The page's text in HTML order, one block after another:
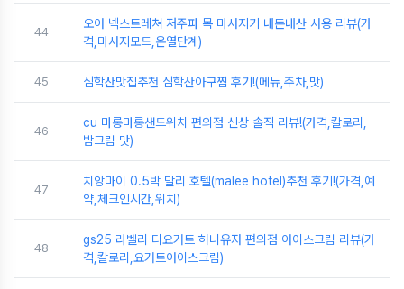
44
오아 넥스트레쳐 저주파 목 마사지기 내돈내산 사용 리뷰(가
격,마사지모드,온열단계)
45 심학산맛집추천 심학산아구찜 후기!(메뉴,주차,맛)
46
cu 마롱마롱샌드위치 편의점 신상 솔직 리뷰!(가격,칼로리,
밤크림 맛)
47
치앙마이 0.5박 말리 호텔(malee hotel)추천 후기!(가격,예
약,체크인시간,위치)
48
gs25 라벨리 디요거트 허니유자 편의점 아이스크림 리뷰(가
격,칼로리,요거트아이스크림)